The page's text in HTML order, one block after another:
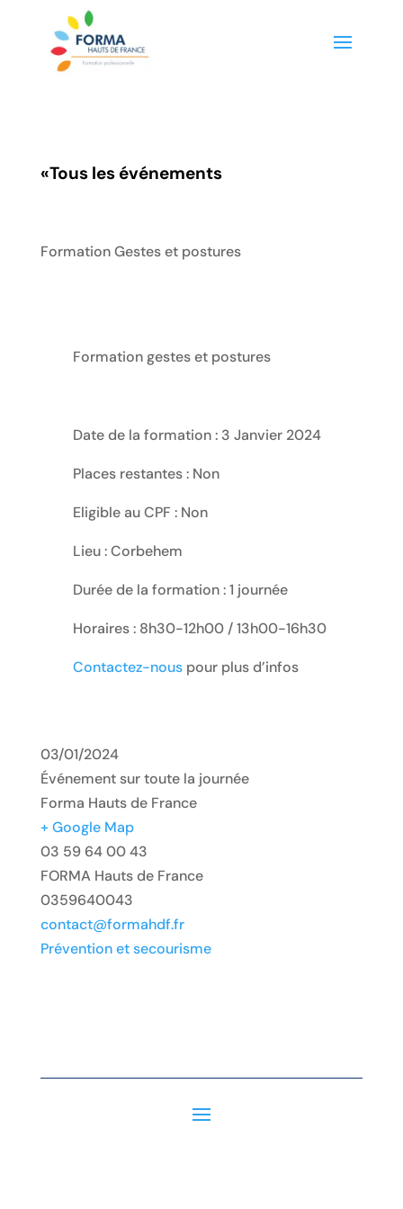
«Tous les événements
Formation Gestes et postures
Formation gestes et postures
Date de la formation : 3 Janvier 2024
Places restantes : Non
Eligible au CPF : Non
Lieu : Corbehem
Durée de la formation : 1 journée
Horaires : 8h30-12h00 / 13h00-16h30
Contactez-nouspour plus d’infos
03/01/2024
Événement sur toute la journée
Forma Hauts de France
+ Google Map
03 59 64 00 43
FORMA Hauts de France
0359640043
contact@formahdf.fr
Prévention et secourisme